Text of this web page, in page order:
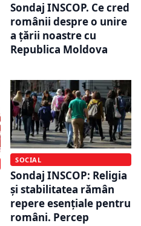
Sondaj INSCOP. Ce cred
românii despre o unire
a țării noastre cu
Republica Moldova
SOCIAL
Sondaj INSCOP: Religia
și stabilitatea rămân
repere esențiale pentru
români. Percep